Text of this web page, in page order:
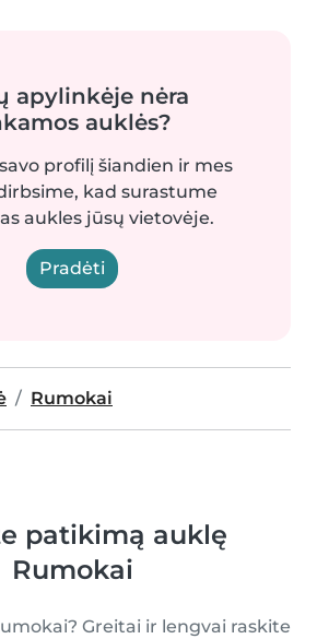
apylinkėje nėra
auklės?
profilį šiandien ir mes
kad surastume
aukles jūsų vietovėje.
Pradėti
Rumokai
patikimą auklę
Rumokai
Greitai ir lengvai raskite